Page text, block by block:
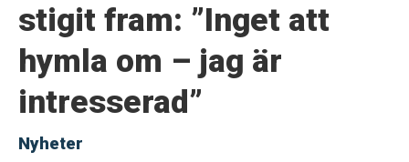
stigit fram: ”Inget att
hymla om – jag är
intresserad”
Nyheter